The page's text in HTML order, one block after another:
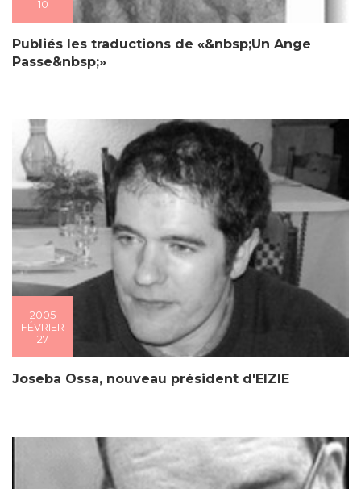
10
Publiés les traductions de «&nbsp;Un Ange
Passe&nbsp;»
2005
FÉVRIER
27
Joseba Ossa, nouveau président d'EIZIE